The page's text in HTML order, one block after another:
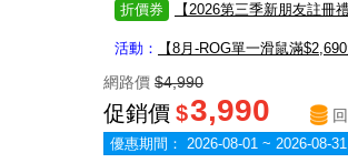
折價券
【2026第三季新朋友註冊
活動： 【8月-ROG單一滑鼠滿
網路價 $4,990
促銷價 $3,990
優惠期間： 2026-08-01 ~ 2026-08-31